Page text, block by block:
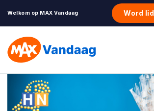
Welkom op MAX Vandaag Word lid